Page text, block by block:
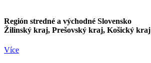
Región stredné a východné Slovensko
Žilinský kraj, Prešovský kraj, Košický kraj
Více